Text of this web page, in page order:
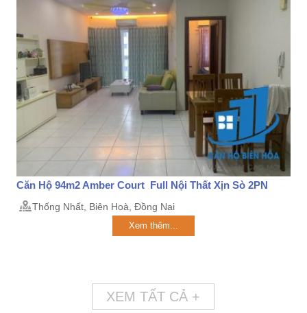
Căn Hộ 94m2 Amber Court Full Nội Thất Xịn Sò 2PN
Thống Nhất, Biên Hoà, Đồng Nai
Xem thêm...
XEM TẤT CẢ +